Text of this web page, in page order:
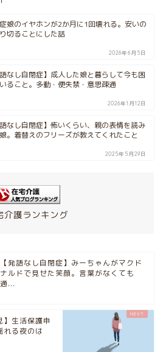
娘のイヤホンが2か月に1回壊れる。安いの
切ることにした話
2026年6月5日
語なし自閉症】成人した娘と暮らして今も困
ること。多動・便失禁・意思疎通
2026年1月12日
語なし自閉症】怖いくらい、親の表情を読み
。着替えのフリーズが教えてくれたこと
2025年5月29日
介護ランキング
【発語なし自閉症】みーちゃんがマクド
ナルドで見せた笑顔。言葉がなくても
通...
】生活保護申
れる夜のは